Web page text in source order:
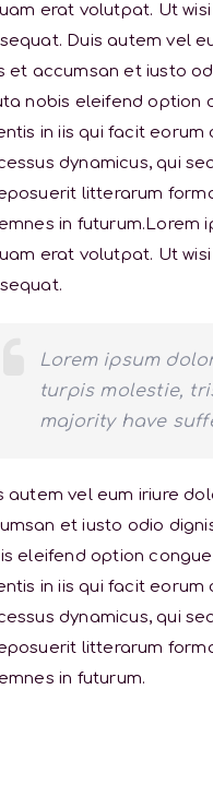
erat volutpat. Ut
Duis autem vel
et accumsan et iusto
nobis eleifend option
in iis qui facit
dynamicus, qui
litterarum
in futurum.Lorem
erat volutpat. Ut
Lorem ipsum
turpis molestie,
majority have
autem vel eum iriure
et iusto odio
eleifend option
in iis qui facit
dynamicus, qui
litterarum
in futurum.